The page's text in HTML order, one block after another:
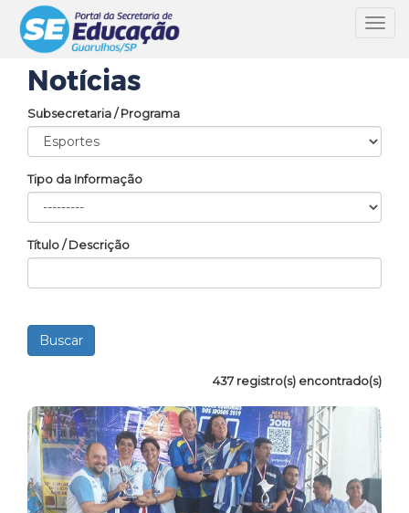
Notícias
Subsecretaria / Programa
Tipo da Informação
Título / Descrição
437 registro(s) encontrado(s)